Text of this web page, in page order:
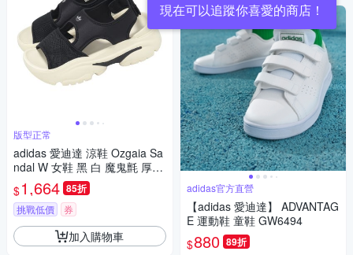
版型正常
adidas 愛迪達 涼鞋 Ozgaia Sa
ndal W 女鞋 黑 白 魔鬼氈 厚底
增高 三葉草 JI2428
$1,664 85折
挑戰低價 券
加入購物車
現在可以追蹤你喜愛的商店！
adidas官方直營
【adidas 愛迪達】 ADVANTAG
E 運動鞋 童鞋 GW6494
$880 89折